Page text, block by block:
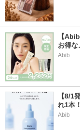
【
お得
Abib
【8/1
れ1本
Abib